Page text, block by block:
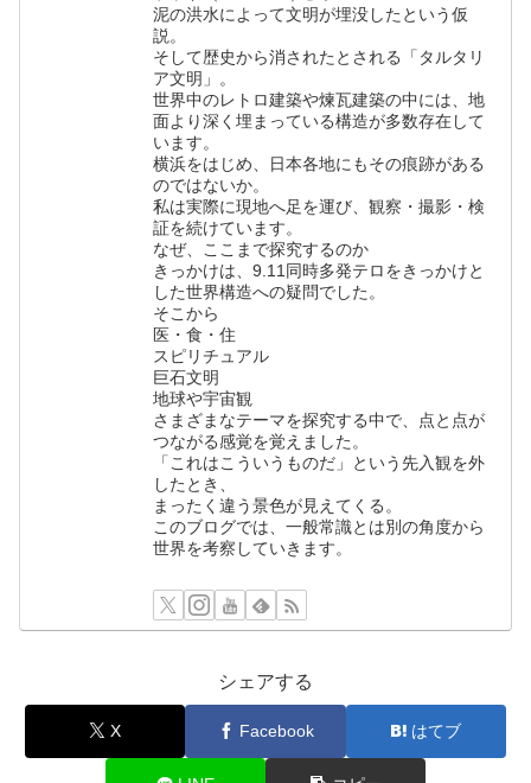
泥の洪水によって文明が埋没したという仮
説。
そして歴史から消されたとされる「タルタリ
ア文明」。
世界中のレトロ建築や煉瓦建築の中には、地
面より深く埋まっている構造が多数存在して
います。
横浜をはじめ、日本各地にもその痕跡がある
のではないか。
私は実際に現地へ足を運び、観察・撮影・検
証を続けています。
なぜ、ここまで探究するのか
きっかけは、9.11同時多発テロをきっかけと
した世界構造への疑問でした。
そこから
医・食・住
スピリチュアル
巨石文明
地球や宇宙観
さまざまなテーマを探究する中で、点と点が
つながる感覚を覚えました。
「これはこういうものだ」という先入観を外
したとき、
まったく違う景色が見えてくる。
このブログでは、一般常識とは別の角度から
世界を考察していきます。
シェアする
X Facebook はてブ